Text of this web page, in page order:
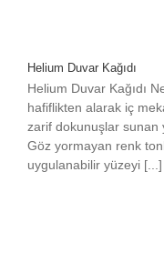
Helium Duvar Kağıdı
Helium Duvar Kağıdı
hafiflikten alarak iç
zarif dokunuşlar sunan
Göz yormayan renk
uygulanabilir yüzeyi [...]